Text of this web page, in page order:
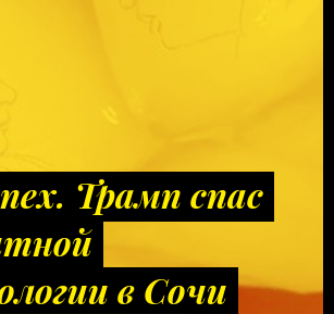
Трамп спас
в Сочи